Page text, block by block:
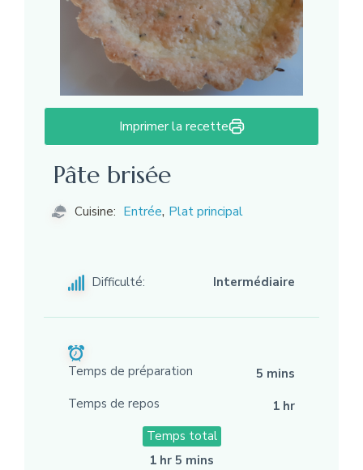
Imprimer la recette
Pâte brisée
Auteur/autrice: admin_slett
Cuisine: Entrée, Plat principal
Difficulté: Intermédiaire
Temps de préparation
5 mins
Temps de repos
1 hr
Temps total
1 hr 5 mins